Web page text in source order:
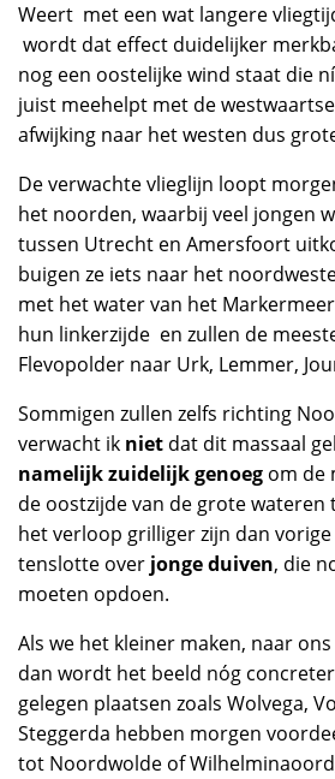
Weert met een wat langere
wordt dat effect duidelijker
nog een oostelijke wind staat die
juist meehelpt met de
afwijking naar het westen dus
De verwachte vlieglijn loopt
het noorden, waarbij veel jongen
tussen Utrecht en Amersfoort
buigen ze iets naar het
met het water van het
hun linkerzijde en zullen de
Flevopolder naar Urk, Lemmer,
Sommigen zullen zelfs richting
verwacht ik niet dat dit massaal
namelijk zuidelijk genoeg om de
de oostzijde van de grote wateren
het verloop grilliger zijn dan vorige
tenslotte over jonge duiven, die
moeten opdoen.
Als we het kleiner maken, naar
dan wordt het beeld nóg
gelegen plaatsen zoals Wolvega,
Steggerda hebben morgen
tot Noordwolde of